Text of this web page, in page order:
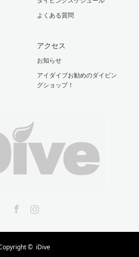
よくある質問
アクセス
お知らせ
アイダイブお勧めのダイビン
グショップ！
© iDive